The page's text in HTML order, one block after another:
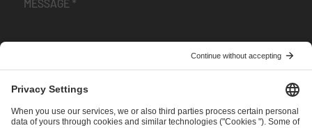
andPrivacy Policy